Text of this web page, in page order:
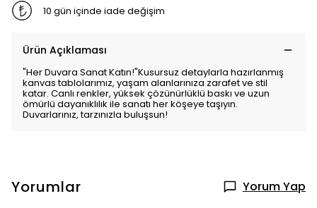
10 gün içinde iade değişim
Ürün Açıklaması
"Her Duvara Sanat Katın!"Kusursuz detaylarla hazırlanmış
kanvas tablolarımız, yaşam alanlarınıza zarafet ve stil
katar. Canlı renkler, yüksek çözünürlüklü baskı ve uzun
ömürlü dayanıklılık ile sanatı her köşeye taşıyın.
Duvarlarınız, tarzınızla buluşsun!
Yorumlar Yorum Yap